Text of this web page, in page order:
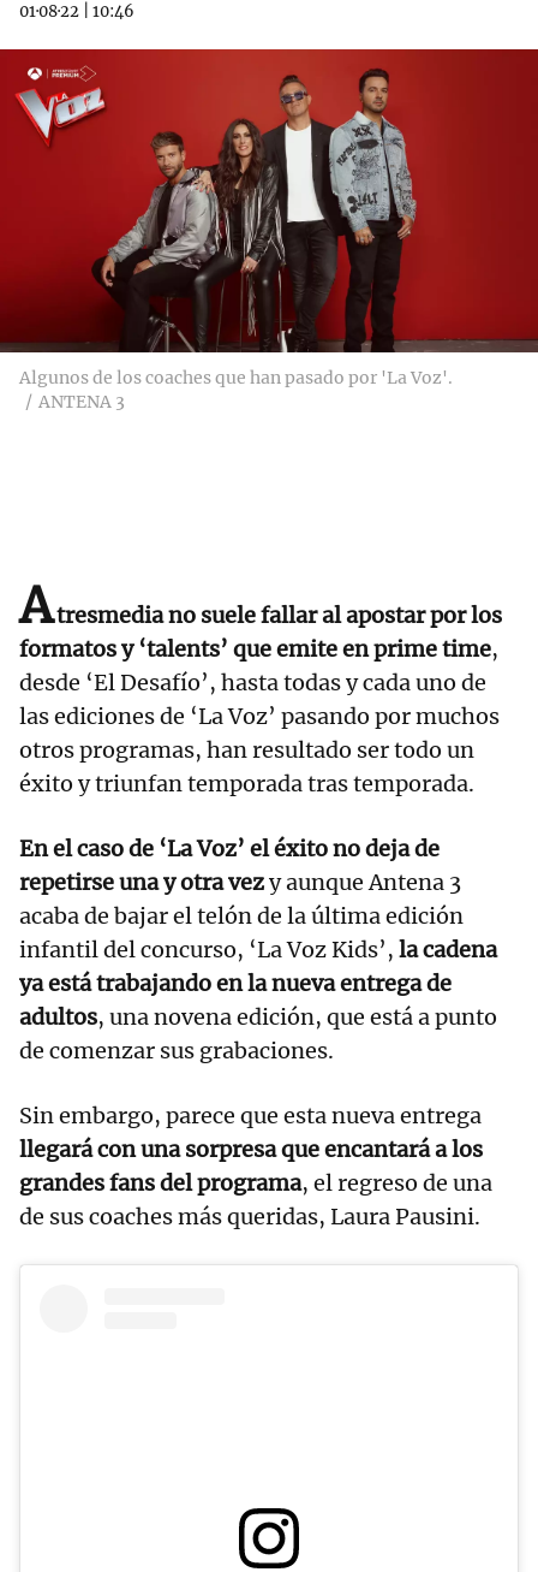
01·08·22 10:46
Algunos de los coaches que han pasado por 'La Voz'.
ANTENA 3
Atresmedia no suele fallar al apostar por los
formatos y ‘talents’ que emite en prime time,
desde ‘El Desafío’, hasta todas y cada uno de
las ediciones de ‘La Voz’ pasando por muchos
otros programas, han resultado ser todo un
éxito y triunfan temporada tras temporada.
En el caso de ‘La Voz’ el éxito no deja de
repetirse una y otra vezy aunque Antena 3
acaba de bajar el telón de la última edición
infantil del concurso, ‘La Voz Kids’, la cadena
ya está trabajando en la nueva entrega de
adultos, una novena edición, que está a punto
de comenzar sus grabaciones.
Sin embargo, parece que esta nueva entrega
llegará con una sorpresa que encantará a los
grandes fans del programa, el regreso de una
de sus coaches más queridas, Laura Pausini.